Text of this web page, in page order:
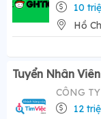
10
Hồ
Tuyển Nhân
CÔNG
12